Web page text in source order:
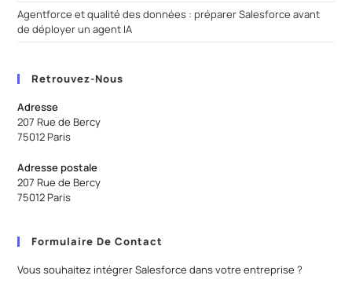
Agentforce et qualité des données : préparer Salesforce avant
de déployer un agent IA
Retrouvez-Nous
Adresse
207 Rue de Bercy
75012 Paris
Adresse postale
207 Rue de Bercy
75012 Paris
Formulaire De Contact
Vous souhaitez intégrer Salesforce dans votre entreprise ?